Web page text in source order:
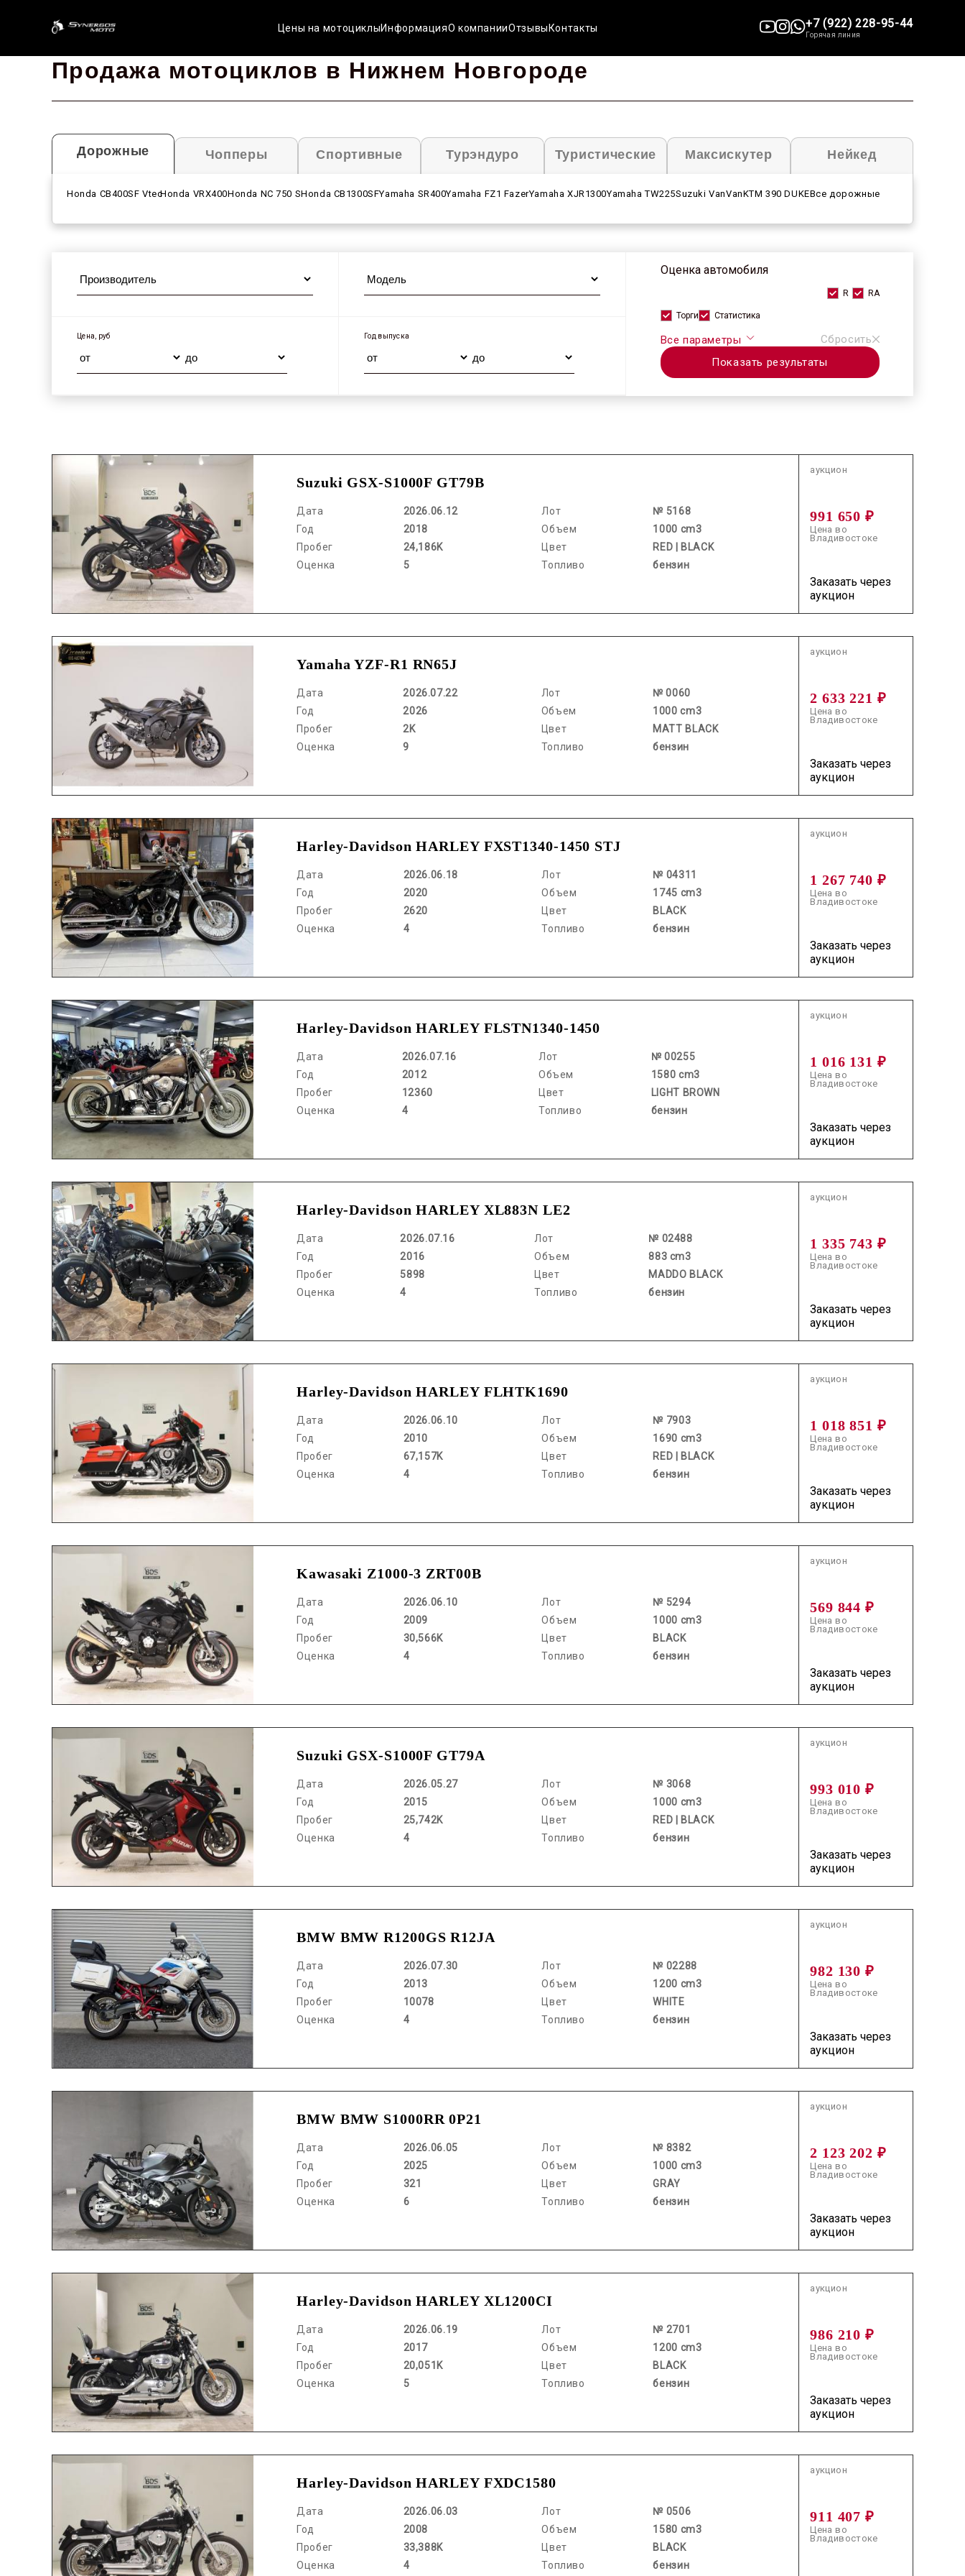
Цены на мотоциклыИнформацияО компанииОтзывы Контакты +7 (922) 228-95-44
Горячая линия
Продажа мотоциклов в Нижнем Новгороде
Дорожные Чопперы Спортивные Турэндуро Туристические Максискутер Нейкед
Honda CB400SF VtecHonda VRX400Honda NC 750 SHonda CB1300SFYamaha SR400Yamaha FZ1 FazerYamaha XJR1300Yamaha TW225Suzuki VanVanKTM 390 DUKEВсе дорожные
Цена, руб Год выпуска
Оценка автомобиля
R RA
Торги Статистика
Все параметры
Сбросить
Показать результаты
Suzuki GSX-S1000F GT79B
Дата
2026.06.12
Год
2018
Пробег
24,186K
Оценка
5
Лот
№ 5168
Объем
1000 cm3
Цвет
RED | BLACK
Топливо
бензин
аукцион
991 650 ₽
Цена во
Владивостоке
Заказать через
аукцион
Yamaha YZF-R1 RN65J
Дата
2026.07.22
Год
2026
Пробег
2K
Оценка
9
Лот
№ 0060
Объем
1000 cm3
Цвет
MATT BLACK
Топливо
бензин
аукцион
2 633 221 ₽
Цена во
Владивостоке
Заказать через
аукцион
Harley-Davidson HARLEY FXST1340-1450 STJ
Дата
2026.06.18
Год
2020
Пробег
2620
Оценка
4
Лот
№ 04311
Объем
1745 cm3
Цвет
BLACK
Топливо
бензин
аукцион
1 267 740 ₽
Цена во
Владивостоке
Заказать через
аукцион
Harley-Davidson HARLEY FLSTN1340-1450
Дата
2026.07.16
Год
2012
Пробег
12360
Оценка
4
Лот
№ 00255
Объем
1580 cm3
Цвет
LIGHT BROWN
Топливо
бензин
аукцион
1 016 131 ₽
Цена во
Владивостоке
Заказать через
аукцион
Harley-Davidson HARLEY XL883N LE2
Дата
2026.07.16
Год
2016
Пробег
5898
Оценка
4
Лот
№ 02488
Объем
883 cm3
Цвет
MADDO BLACK
Топливо
бензин
аукцион
1 335 743 ₽
Цена во
Владивостоке
Заказать через
аукцион
Harley-Davidson HARLEY FLHTK1690
Дата
2026.06.10
Год
2010
Пробег
67,157K
Оценка
4
Лот
№ 7903
Объем
1690 cm3
Цвет
RED | BLACK
Топливо
бензин
аукцион
1 018 851 ₽
Цена во
Владивостоке
Заказать через
аукцион
Kawasaki Z1000-3 ZRT00B
Дата
2026.06.10
Год
2009
Пробег
30,566K
Оценка
4
Лот
№ 5294
Объем
1000 cm3
Цвет
BLACK
Топливо
бензин
аукцион
569 844 ₽
Цена во
Владивостоке
Заказать через
аукцион
Suzuki GSX-S1000F GT79A
Дата
2026.05.27
Год
2015
Пробег
25,742K
Оценка
4
Лот
№ 3068
Объем
1000 cm3
Цвет
RED | BLACK
Топливо
бензин
аукцион
993 010 ₽
Цена во
Владивостоке
Заказать через
аукцион
BMW BMW R1200GS R12JA
Дата
2026.07.30
Год
2013
Пробег
10078
Оценка
4
Лот
№ 02288
Объем
1200 cm3
Цвет
WHITE
Топливо
бензин
аукцион
982 130 ₽
Цена во
Владивостоке
Заказать через
аукцион
BMW BMW S1000RR 0P21
Дата
2026.06.05
Год
2025
Пробег
321
Оценка
6
Лот
№ 8382
Объем
1000 cm3
Цвет
GRAY
Топливо
бензин
аукцион
2 123 202 ₽
Цена во
Владивостоке
Заказать через
аукцион
Harley-Davidson HARLEY XL1200CI
Дата
2026.06.19
Год
2017
Пробег
20,051K
Оценка
5
Лот
№ 2701
Объем
1200 cm3
Цвет
BLACK
Топливо
бензин
аукцион
986 210 ₽
Цена во
Владивостоке
Заказать через
аукцион
Harley-Davidson HARLEY FXDC1580
Дата
2026.06.03
Год
2008
Пробег
33,388K
Оценка
4
Лот
№ 0506
Объем
1580 cm3
Цвет
BLACK
Топливо
бензин
аукцион
911 407 ₽
Цена во
Владивостоке